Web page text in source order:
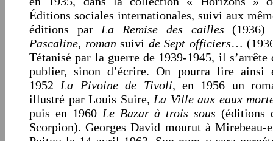
Éditions sociales internationales, suivi aux
éditions par La Remise des cailles (1936)
Pascaline, roman suivi de Sept officiers…
Tétanisé par la guerre de 1939-1945, il s’arrête
publier, sinon d’écrire. On pourra lire ainsi
1952 La Pivoine de Tivoli, en 1956 un
illustré par Louis Suire, La Ville aux eaux
puis en 1960 Le Bazar à trois sous (éditions
Scorpion). Georges David mourut à Mirebeau-